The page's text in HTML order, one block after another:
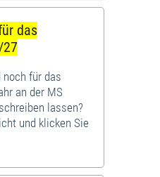
das
noch für das
an der MS
lassen?
und klicken Sie